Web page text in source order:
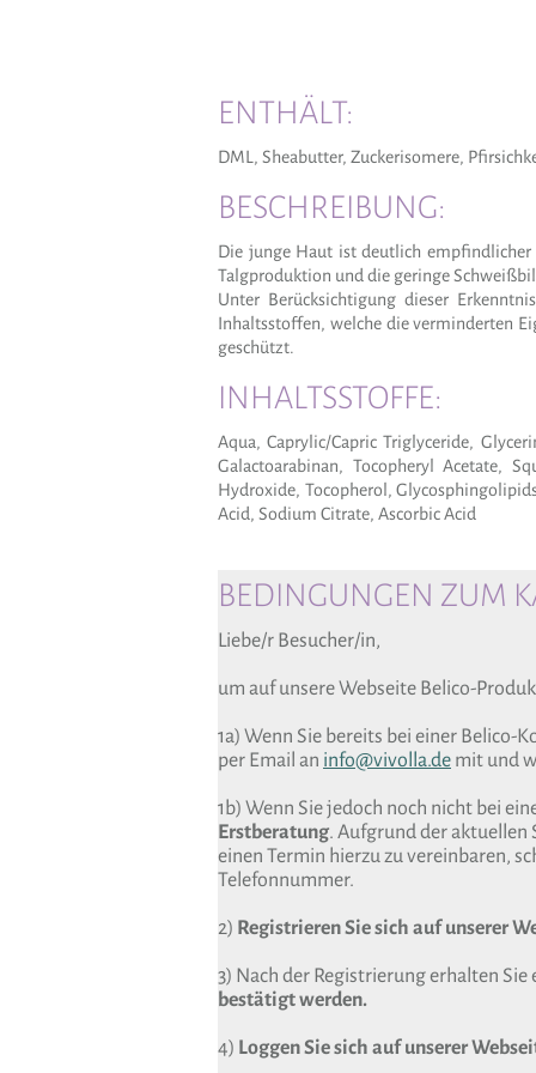
ENTHÄLT:
DML, Sheabutter, Zuckerisomere,
BESCHREIBUNG:
Die junge Haut ist deutlich
Talgproduktion und die geringe
Unter Berücksichtigung dieser
Inhaltsstoffen, welche die verminderten
geschützt.
INHALTSSTOFFE:
Aqua, Caprylic/Capric Triglyceride,
Galactoarabinan, Tocopheryl Acetate,
Hydroxide, Tocopherol,
Acid, Sodium Citrate, Ascorbic Acid
BEDINGUNGEN ZUM
Liebe/r Besucher/in,
um auf unsere Webseite Belico-
1a) Wenn Sie bereits bei einer
per Email an info@vivolla.demit und
1b) Wenn Sie jedoch noch nicht bei
Erstberatung. Aufgrund der
einen Termin hierzu zu vereinbaren,
Telefonnummer.
2) Registrieren Sie sich auf unserer
3) Nach der Registrierung erhalten
bestätigt werden.
4) Loggen Sie sich auf unserer